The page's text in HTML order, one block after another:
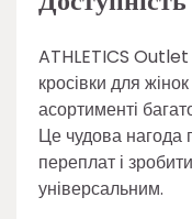
ATHLETICS Outlet
кросівки для
асортименті
Це чудова нагода
переплат і
універсальним.